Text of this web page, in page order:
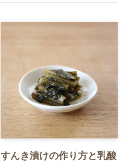
すんき漬けの作り方と乳酸